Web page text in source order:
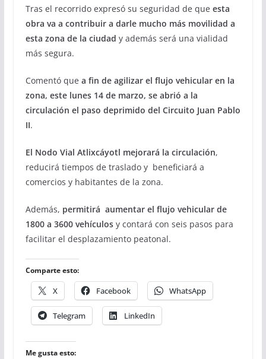
Tras el recorrido expresó su seguridad de que esta
obra va a contribuir a darle mucho más movilidad a
esta zona de la ciudad y además será una vialidad
más segura.
Comentó que a fin de agilizar el flujo vehicular en la
zona, este lunes 14 de marzo, se abrió a la
circulación el paso deprimido del Circuito Juan Pablo
II.
El Nodo Vial Atlixcáyotl mejorará la circulación,
reducirá tiempos de traslado y beneficiará a
comercios y habitantes de la zona.
Además, permitirá aumentar el flujo vehicular de
1800 a 3600 vehículosy contará con seis pasos para
facilitar el desplazamiento peatonal.
Comparte esto:
X Facebook WhatsApp
Telegram LinkedIn
Me gusta esto: